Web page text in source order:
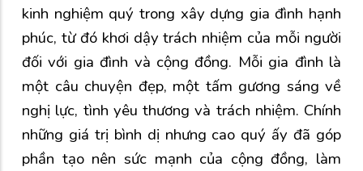
kinh nghiệm quý trong xây dựng gia đình hạnh
phúc, từ đó khơi dậy trách nhiệm của mỗi người
đối với gia đình và cộng đồng. Mỗi gia đình là
một câu chuyện đẹp, một tấm gương sáng về
nghị lực, tình yêu thương và trách nhiệm. Chính
những giá trị bình dị nhưng cao quý ấy đã góp
phần tạo nên sức mạnh của cộng đồng, làm